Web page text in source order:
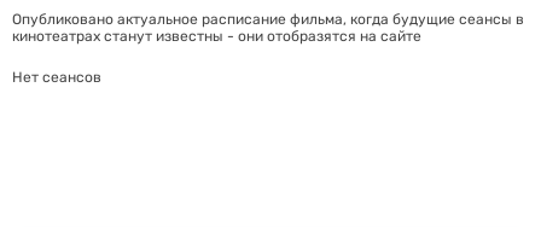
Опубликовано актуальное расписание фильма, когда будущие сеансы в
кинотеатрах станут известны - они отобразятся на сайте
Нет сеансов